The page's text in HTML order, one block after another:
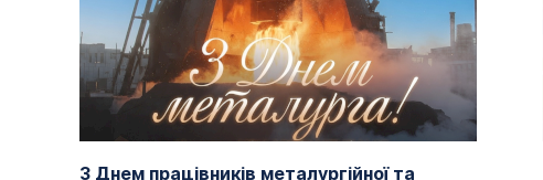
З Днем працівників металургійної та